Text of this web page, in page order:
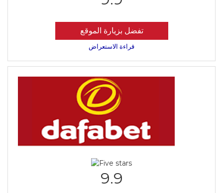
تفضل بزيارة الموقع
قراءة الاستعراض
9.9